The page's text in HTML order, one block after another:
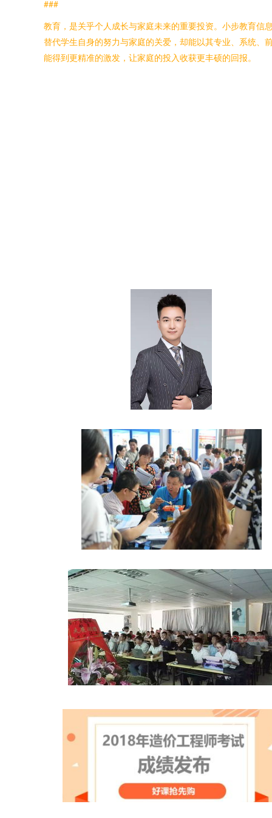
###
教育，是关乎个人成长与家庭未来的重要投资。小步教育信
替代学生自身的努力与家庭的关爱，却能以其专业、系统、
能得到更精准的激发，让家庭的投入收获更丰硕的回报。